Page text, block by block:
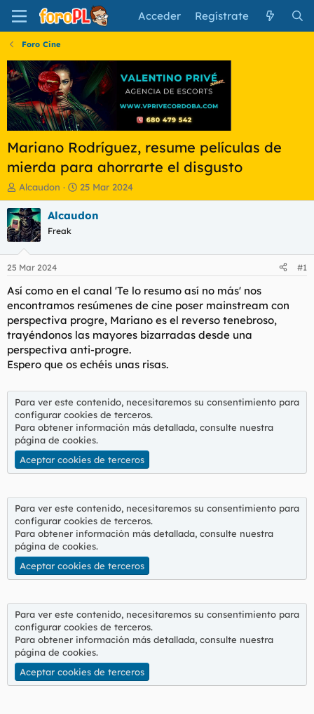
Acceder Regístrate
Foro Cine
Mariano Rodríguez, resume películas de
mierda para ahorrarte el disgusto
I
n
i
c
i
a
d
o
r
e
l
t
e
m
Alcaudon
F
e
c
i
n
c
i
o
25 Mar 2024
Alcaudon
Freak
25 Mar 2024 #1
Así como en el canal 'Te lo resumo así no más' nos
encontramos resúmenes de cine poser mainstream con
perspectiva progre, Mariano es el reverso tenebroso,
trayéndonos las mayores bizarradas desde una
perspectiva anti-progre.
Espero que os echéis unas risas.
Para ver este contenido, necesitaremos su consentimiento para
configurar cookies de terceros.
Para obtener información más detallada, consulte nuestra
página de cookies.
Aceptar cookies de terceros
Para ver este contenido, necesitaremos su consentimiento para
configurar cookies de terceros.
Para obtener información más detallada, consulte nuestra
página de cookies.
Aceptar cookies de terceros
Para ver este contenido, necesitaremos su consentimiento para
configurar cookies de terceros.
Para obtener información más detallada, consulte nuestra
página de cookies.
Aceptar cookies de terceros